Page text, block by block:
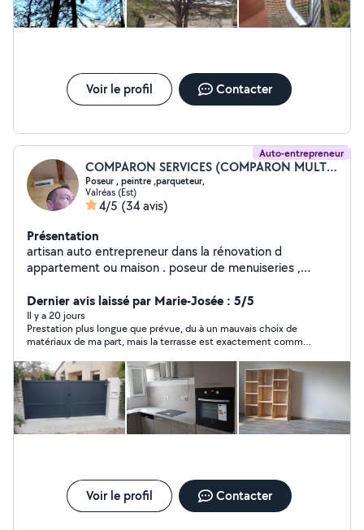
Voir le profil Contacter
Auto-entrepreneur
COMPARON SERVICES (COMPARON MULTI SERVICES)
Poseur , peintre ,parqueteur,
Valréas (Est)
4/5 (34 avis)
Présentation
artisan auto entrepreneur dans la rénovation d
appartement ou maison . poseur de menuiseries ,
peinture interieure et exterieure plus de 10 ans d
Dernier avis laissé par Marie-Josée : 5/5
Il y a 20 jours
Prestation plus longue que prévue, du à un mauvais choix de
matériaux de ma part, mais la terrasse est exactement comme
et à son ami Mathieu qui est venu l'aider.
Voir le profil Contacter